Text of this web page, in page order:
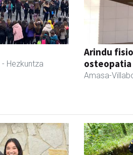
- Hezkuntza
Arindu
osteopatia
Amasa-